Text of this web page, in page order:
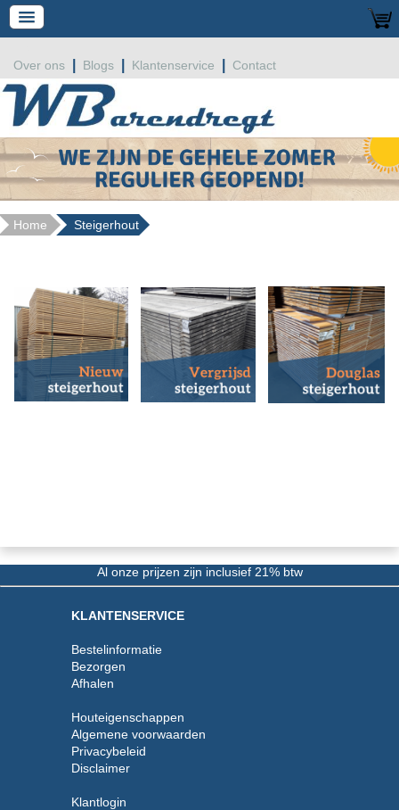
Over ons Blogs Klantenservice Contact
Home Steigerhout
Al onze prijzen zijn inclusief 21% btw
KLANTENSERVICE
Bestelinformatie
Bezorgen
Afhalen
Houteigenschappen
Algemene voorwaarden
Privacybeleid
Disclaimer
Klantlogin